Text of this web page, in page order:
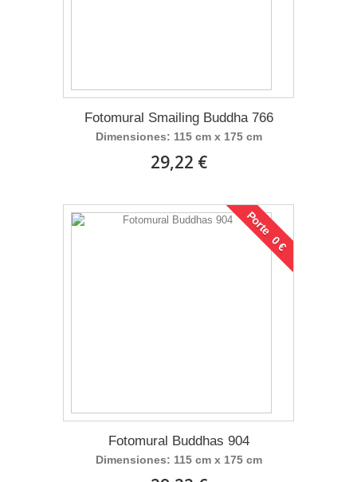
Fotomural Smailing Buddha 766
Dimensiones: 115 cm x 175 cm
29,22 €
Porte 0 €
Fotomural Buddhas 904
Dimensiones: 115 cm x 175 cm